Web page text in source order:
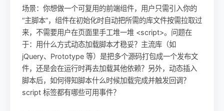
场景：你想做一个可复用的前端组件，用户只需引入你的
“主脚本”，组件在初始化时自动把所需的库文件按需拉取过
来，不需要用户在页面里手工堆一堆 <script>。问题在
于：用什么方式动态加载脚本才稳妥？主流库（如
jQuery、Prototype 等）是把多个源码打包成一个发布文
件，还是会在运行时再去加载其他依赖？另外，动态插入
脚本后，如何得知脚本什么时候加载完成并触发回调？
script 标签都有哪些可用事件？